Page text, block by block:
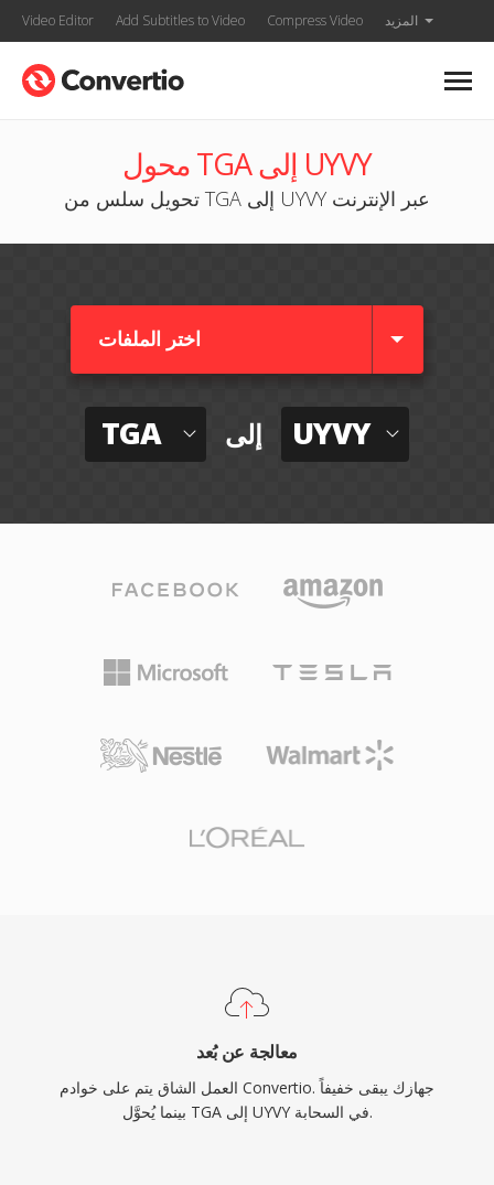
Video Editor Add Subtitles to Video Compress Video المزيد
محول TGA إلى UYVY
تحويل سلس من TGA إلى UYVY عبر الإنترنت
اختر الملفات
TGA إلى UYVY
معالجة عن بُعد
العمل الشاق يتم على خوادم Convertio. جهازك يبقى خفيفاً
بينما يُحوَّل TGA إلى UYVY في السحابة.